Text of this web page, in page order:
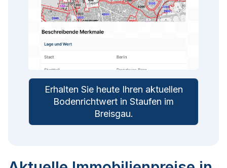
Erhalten Sie heute Ihren aktuellen
Bodenrichtwert in Staufen im
Breisgau.